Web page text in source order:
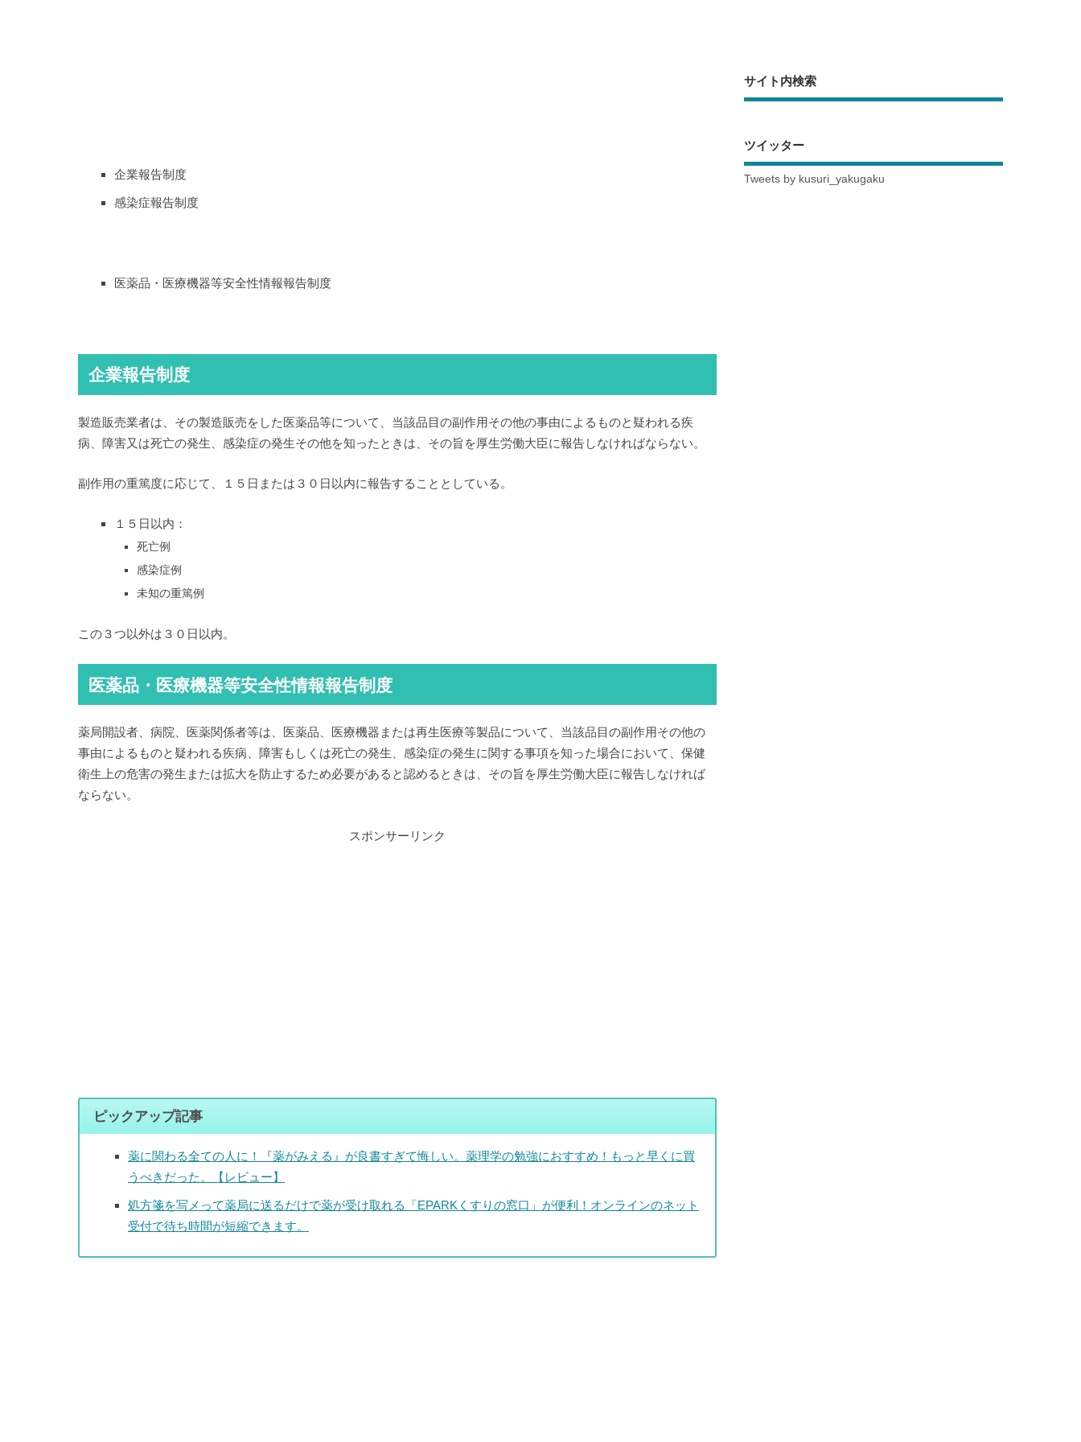
企業報告制度
感染症報告制度
医薬品・医療機器等安全性情報報告制度
企業報告制度
製造販売業者は、その製造販売をした医薬品等について、当該品目の副作用その他の事由によるものと疑われる疾
病、障害又は死亡の発生、感染症の発生その他を知ったときは、その旨を厚生労働大臣に報告しなければならない。
副作用の重篤度に応じて、１５日または３０日以内に報告することとしている。
１５日以内：
死亡例
感染症例
未知の重篤例
この３つ以外は３０日以内。
医薬品・医療機器等安全性情報報告制度
薬局開設者、病院、医薬関係者等は、医薬品、医療機器または再生医療等製品について、当該品目の副作用その他の
事由によるものと疑われる疾病、障害もしくは死亡の発生、感染症の発生に関する事項を知った場合において、保健
衛生上の危害の発生または拡大を防止するため必要があると認めるときは、その旨を厚生労働大臣に報告しなければ
ならない。
スポンサーリンク
ピックアップ記事
薬に関わる全ての人に！『薬がみえる』が良書すぎて悔しい。薬理学の勉強におすすめ！もっと早くに買
うべきだった。【レビュー】
処方箋を写メって薬局に送るだけで薬が受け取れる「EPARKくすりの窓口」が便利！オンラインのネット
受付で待ち時間が短縮できます。
サイト内検索
ツイッター
Tweets by kusuri_yakugaku